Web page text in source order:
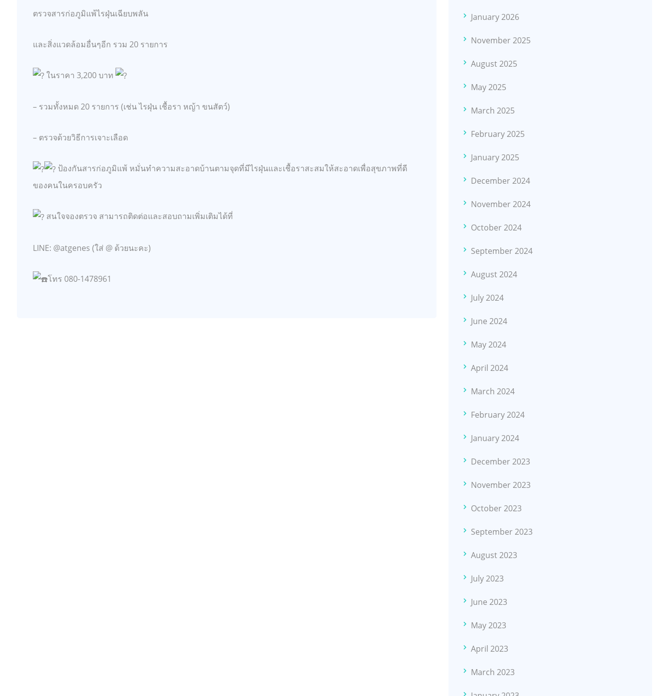
ตรวจสารก่อภูมิแพ้ไรฝุ่นเฉียบพลัน
และสิ่งแวดล้อมอื่นๆอีก รวม 20 รายการ
ในราคา 3,200 บาท
– รวมทั้งหมด 20 รายการ (เช่น ไรฝุ่น เชื้อรา หญ้า ขนสัตว์)
– ตรวจด้วยวิธีการเจาะเลือด
ป้องกันสารก่อภูมิแพ้ หมั่นทำความสะอาดบ้านตามจุดที่มีไรฝุ่นและเชื้อราสะสมให้สะอาดเพื่อสุขภาพที่ดี
ของคนในครอบครัว
สนใจจองตรวจ สามารถติดต่อและสอบถามเพิ่มเติมได้ที่
LINE: @atgenes (ใส่ @ ด้วยนะคะ)
โทร 080-1478961
January 2026
November 2025
August 2025
May 2025
March 2025
February 2025
January 2025
December 2024
November 2024
October 2024
September 2024
August 2024
July 2024
June 2024
May 2024
April 2024
March 2024
February 2024
January 2024
December 2023
November 2023
October 2023
September 2023
August 2023
July 2023
June 2023
May 2023
April 2023
March 2023